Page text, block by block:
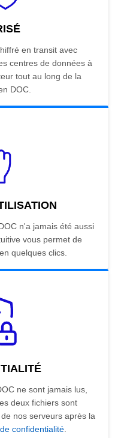
en transit avec
centres de données à
tout au long de la
DOC.
n'a jamais été aussi
vous permet de
quelques clics.
ne sont jamais lus,
deux fichiers sont
nos serveurs après la
confidentialité